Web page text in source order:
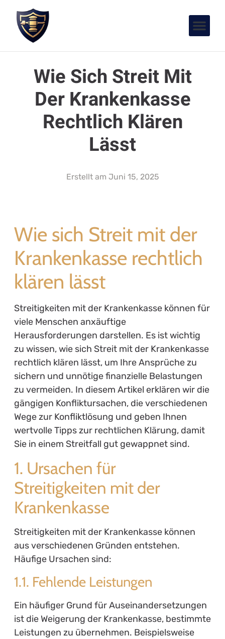
Wie Sich Streit Mit
Der Krankenkasse
Rechtlich Klären
Lässt
Erstellt am Juni 15, 2025
Wie sich Streit mit der
Krankenkasse rechtlich
klären lässt
Streitigkeiten mit der Krankenkasse können für
viele Menschen anxäuftige
Herausforderungen darstellen. Es ist wichtig
zu wissen, wie sich Streit mit der Krankenkasse
rechtlich klären lässt, um Ihre Ansprüche zu
sichern und unnötige finanzielle Belastungen
zu vermeiden. In diesem Artikel erklären wir die
gängigen Konfliktursachen, die verschiedenen
Wege zur Konfliktlösung und geben Ihnen
wertvolle Tipps zur rechtlichen Klärung, damit
Sie in einem Streitfall gut gewappnet sind.
1. Ursachen für
Streitigkeiten mit der
Krankenkasse
Streitigkeiten mit der Krankenkasse können
aus verschiedenen Gründen entstehen.
Häufige Ursachen sind:
1.1. Fehlende Leistungen
Ein häufiger Grund für Auseinandersetzungen
ist die Weigerung der Krankenkasse, bestimmte
Leistungen zu übernehmen. Beispielsweise